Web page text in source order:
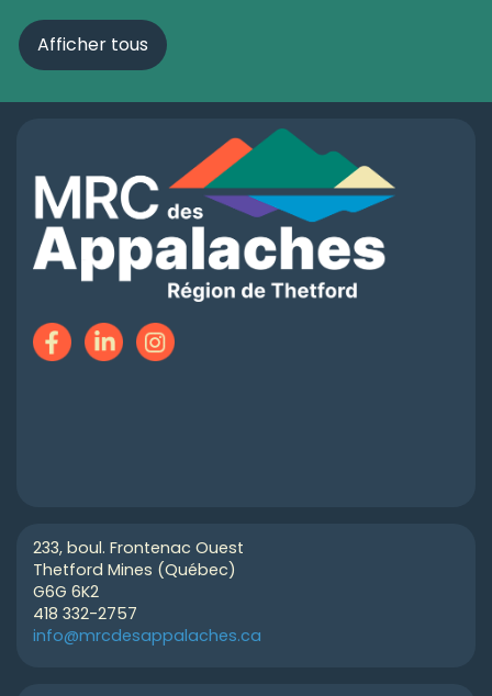
Afficher tous
233, boul. Frontenac Ouest
Thetford Mines (Québec)
G6G 6K2
418 332-2757
info@mrcdesappalaches.ca